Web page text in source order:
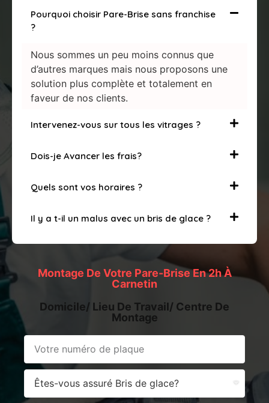
Pourquoi choisir Pare-Brise sans franchise
?
Nous sommes un peu moins connus que
d’autres marques mais nous proposons une
solution plus complète et totalement en
faveur de nos clients.
Intervenez-vous sur tous les vitrages ?
Dois-je Avancer les frais?
Quels sont vos horaires ?
Il y a t-il un malus avec un bris de glace ?
Montage De Votre Pare-Brise En 2h À
Carnetin
Domicile/ Lieu De Travail/ Centre De
Montage